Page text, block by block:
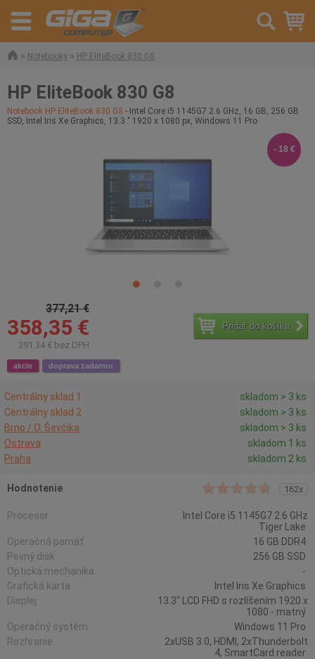
» Notebooky » HP EliteBook 830 G8
HP EliteBook 830 G8
Notebook HP EliteBook 830 G8 - Intel Core i5 1145G7 2.6 GHz, 16 GB, 256 GB
SSD, Intel Iris Xe Graphics, 13.3 " 1920 x 1080 px, Windows 11 Pro
377,21 €
358,35 €
291,34 € bez DPH
Pridať do košíka
akcie doprava zadarmo
- 18 €
Centrálny sklad 1
skladom > 3 ks
Centrálny sklad 2
skladom > 3 ks
Brno / O. Ševčíka
skladom > 3 ks
Ostrava
skladom 1 ks
Praha
skladom 2 ks
Hodnotenie 162x
Procesor
Intel Core i5 1145G7 2.6 GHz
Tiger Lake
Operačná pamäť
16 GB DDR4
Pevný disk
256 GB SSD
Optická mechanika
-
Grafická karta
Intel Iris Xe Graphics
Displej
13.3" LCD FHD s rozlíšením 1920 x
1080 - matný
Operačný systém
Windows 11 Pro
Rozhranie
2xUSB 3.0, HDMI, 2xThunderbolt
4, SmartCard reader